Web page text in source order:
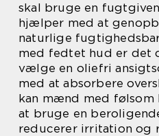
skal bruge en
hjælper med at
naturlige
med fedtet hud er det
vælge en oliefri
med at absorbere
kan mænd med
at bruge en
reducerer irritation og